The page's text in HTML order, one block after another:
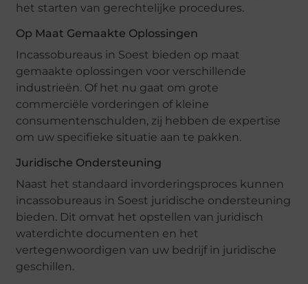
het starten van gerechtelijke procedures.
Op Maat Gemaakte Oplossingen
Incassobureaus in Soest bieden op maat
gemaakte oplossingen voor verschillende
industrieën. Of het nu gaat om grote
commerciële vorderingen of kleine
consumentenschulden, zij hebben de expertise
om uw specifieke situatie aan te pakken.
Juridische Ondersteuning
Naast het standaard invorderingsproces kunnen
incassobureaus in Soest juridische ondersteuning
bieden. Dit omvat het opstellen van juridisch
waterdichte documenten en het
vertegenwoordigen van uw bedrijf in juridische
geschillen.